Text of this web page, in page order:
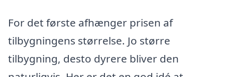
For det første afhænger prisen af
tilbygningens størrelse. Jo større
tilbygning, desto dyrere bliver den